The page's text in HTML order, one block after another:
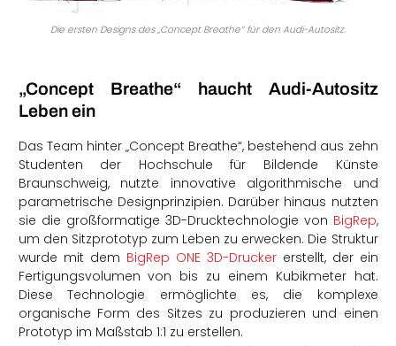
Die ersten Designs des „Concept Breathe“ für den Audi-Autositz.
„Concept Breathe“ haucht Audi-Autositz
Leben ein
Das Team hinter „Concept Breathe“, bestehend aus zehn
Studenten der Hochschule für Bildende Künste
Braunschweig, nutzte innovative algorithmische und
parametrische Designprinzipien. Darüber hinaus nutzten
sie die großformatige 3D-Drucktechnologie von BigRep,
um den Sitzprototyp zum Leben zu erwecken. Die Struktur
wurde mit dem BigRep ONE 3D-Druckererstellt, der ein
Fertigungsvolumen von bis zu einem Kubikmeter hat.
Diese Technologie ermöglichte es, die komplexe
organische Form des Sitzes zu produzieren und einen
Prototyp im Maßstab 1:1 zu erstellen.